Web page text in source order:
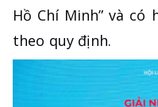
Hồ Chí Minh” và
theo quy định.